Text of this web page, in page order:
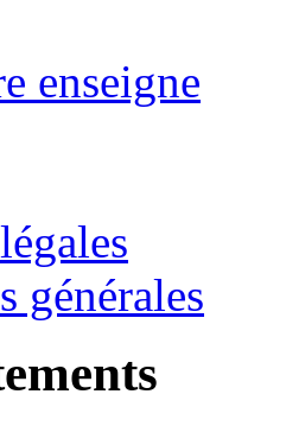
enseigne
générales